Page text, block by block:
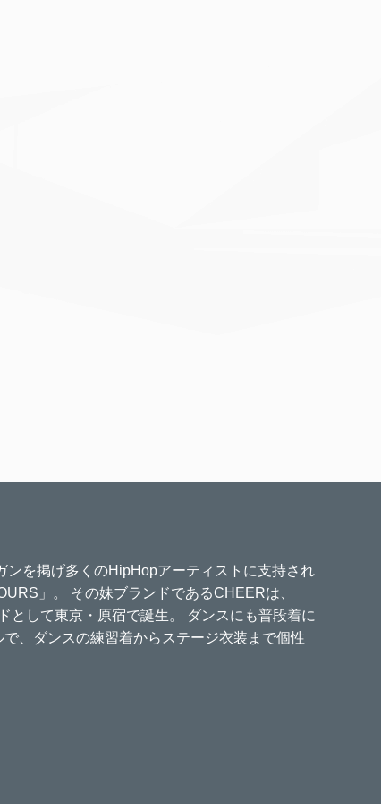
ンを掲げ多くのHipHopアーティストに支持され
」。 その妹ブランドであるCHEERは、
として東京・原宿で誕生。 ダンスにも普段着に
、ダンスの練習着からステージ衣装まで個性